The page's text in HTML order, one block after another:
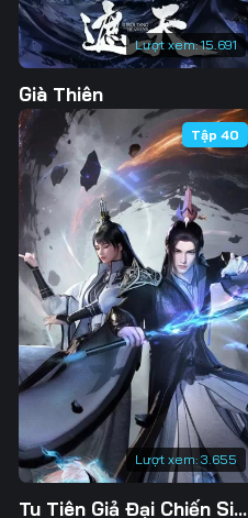
Lượt xem:15.691
Già Thiên
Lượt xem: 3.655
Tập 40
Tu Tiên Giả Đại Chiến Siêu Năng Lực 3D